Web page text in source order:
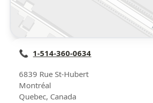
📞 1-514-360-0634
6839 Rue St-Hubert
Montréal
Quebec, Canada